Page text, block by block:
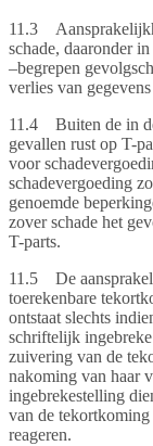
11.3
schade, daaronder
–begrepen
verlies van
11.4 Buiten de in
gevallen rust op T-
voor
schadevergoeding
genoemde
zover schade het
T-parts.
11.5 De
toerekenbare
ontstaat slechts
schriftelijk
zuivering van de
nakoming van haar
ingebrekestelling
van de tekortkoming
reageren.